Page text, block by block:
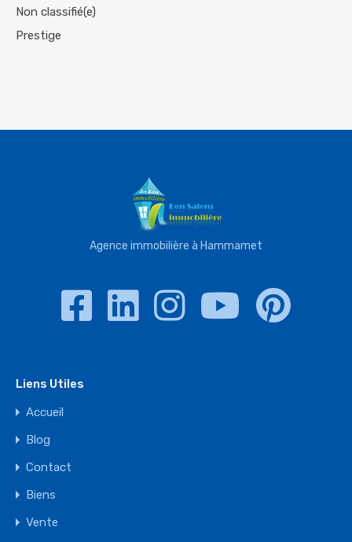
Non classifié(e)
Prestige
Agence immobilière à Hammamet
Liens Utiles
Accueil
Blog
Contact
Biens
Vente